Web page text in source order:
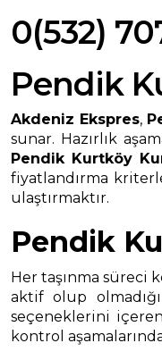
0(532)
Pendik
Akdeniz Ekspres,
sunar. Hazırlık
Pendik Kurtköy
fiyatlandırma
ulaştırmaktır.
Pendik
Her taşınma süreci
aktif olup
seçeneklerini
kontrol